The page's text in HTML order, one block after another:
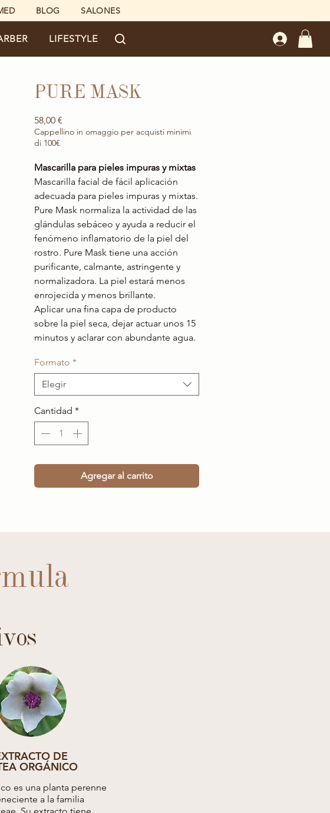
BLOG SALONES
LIFESTYLE
PURE MASK
58,00 €
Cappellino in omaggio per acquisti minimi
di 100€
Mascarilla para pieles impuras y mixtas
Mascarilla facial de fácil aplicación
adecuada para pieles impuras y mixtas.
Pure Mask normaliza la actividad de las
glándulas sebáceo y ayuda a reducir el
fenómeno inflamatorio de la piel del
rostro. Pure Mask tiene una acción
purificante, calmante, astringente y
normalizadora. La piel estará menos
enrojecida y menos brillante.
Aplicar una fina capa de producto
sobre la piel seca, dejar actuar unos 15
minutos y aclarar con abundante agua.
Formato *
Elegir
Cantidad *
Agregar al carrito
DE
ORGÁNICO
es una planta perenne
a la familia